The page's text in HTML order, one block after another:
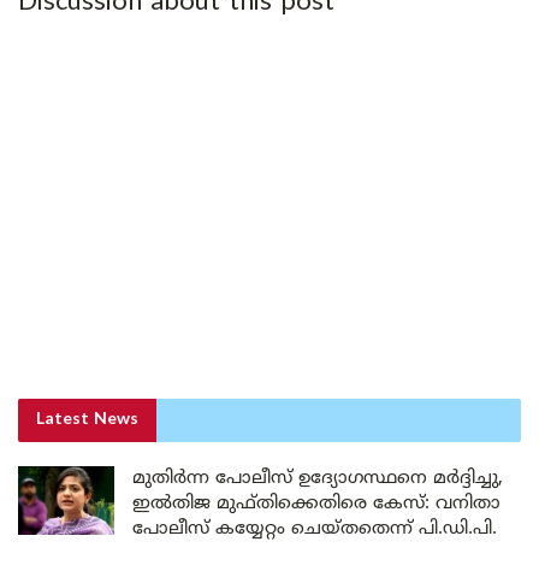
Latest News
മുതിർന്ന പോലീസ് ഉദ്യോഗസ്ഥനെ മർദ്ദിച്ചു,
ഇൽതിജ മുഫ്തിക്കെതിരെ കേസ്: വനിതാ
പോലീസ് കയ്യേറ്റം ചെയ്തതെന്ന് പി.ഡി.പി.